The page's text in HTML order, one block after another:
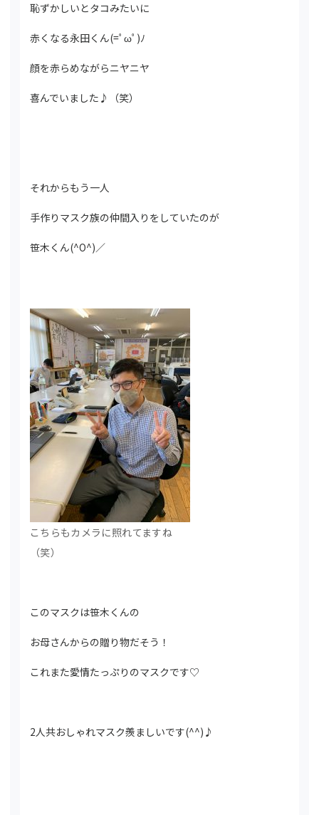
恥ずかしいとタコみたいに
赤くなる永田くん(=ﾟωﾟ)ﾉ
顔を赤らめながらニヤニヤ
喜んでいました♪（笑）
それからもう一人
手作りマスク族の仲間入りをしていたのが
笹木くん(^O^)／
こちらもカメラに照れてますね
（笑）
このマスクは笹木くんの
お母さんからの贈り物だそう！
これまた愛情たっぷりのマスクです♡
2人共おしゃれマスク羨ましいです(^^)♪